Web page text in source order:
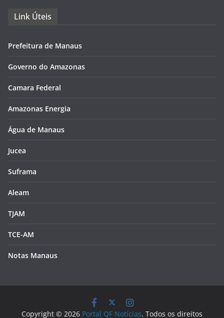
Link Úteis
Prefeitura de Manaus
Governo do Amazonas
Camara Federal
Amazonas Energia
Água de Manaus
Jucea
Suframa
Aleam
TJAM
TCE-AM
Notas Manaus
Copyright © 2026 Portal QF Notícias. Todos os direitos